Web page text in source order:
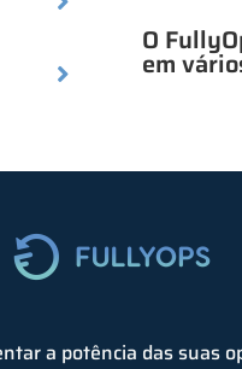
O
em
a potência das suas